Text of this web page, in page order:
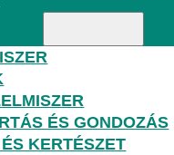
ÉS GONDOZÁS
KERTÉSZET
SK S.R.O.
Szlovákia